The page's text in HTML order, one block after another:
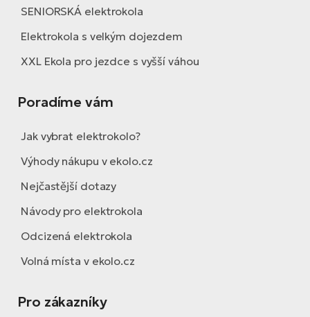
SENIORSKÁ elektrokola
Elektrokola s velkým dojezdem
XXL Ekola pro jezdce s vyšší váhou
Poradíme vám
Jak vybrat elektrokolo?
Výhody nákupu v ekolo.cz
Nejčastější dotazy
Návody pro elektrokola
Odcizená elektrokola
Volná místa v ekolo.cz
Pro zákazníky